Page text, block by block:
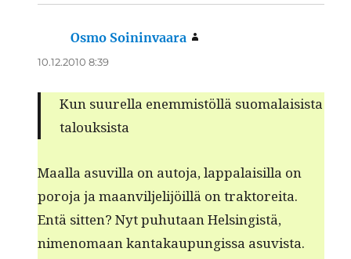
Osmo Soininvaara
10.12.2010 8:39
Kun suurel­la enem­mistöl­lä suo­ma­lai­sista
talouksista
Maal­la asuvil­la on auto­ja, lap­palaisil­la on
poro­ja ja maanvil­jeli­jöil­lä on trak­tor­e­i­ta.
Entä sit­ten? Nyt puhutaan Helsingistä,
nimeno­maan kan­takaupungis­sa asuvista.